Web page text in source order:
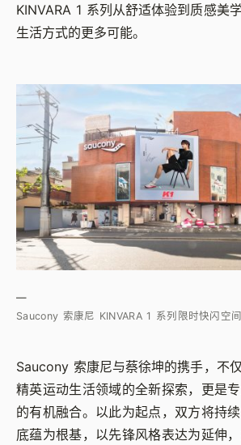
KINVARA 1 系列从舒适体验到质感美
生活方式的更多可能。
—
Saucony 索康尼 KINVARA 1 系列限时快闪空间
Saucony 索康尼与蔡徐坤的携手，不
精英运动生活领域的全新探索，更是
的有机融合。以此为起点，双方将持
底蕴为根基，以先锋风格表达为延伸